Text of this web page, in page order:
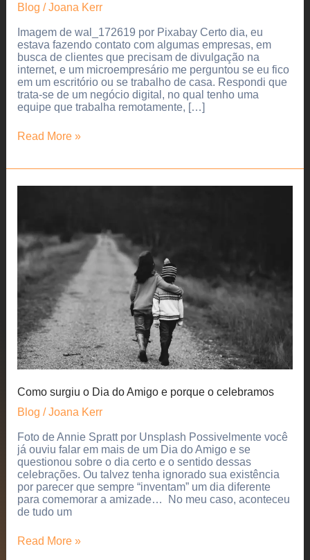
Blog /Joana Kerr
Imagem de wal_172619 por Pixabay Certo dia, eu
estava fazendo contato com algumas empresas, em
busca de clientes que precisam de divulgação na
internet, e um microempresário me perguntou se eu fico
em um escritório ou se trabalho de casa. Respondi que
trata-se de um negócio digital, no qual tenho uma
equipe que trabalha remotamente, […]
Divulgação
–
Como
Read More »
Como surgiu o Dia do Amigo e porque o celebramos
Blog /Joana Kerr
Foto de Annie Spratt por Unsplash Possivelmente você
já ouviu falar em mais de um Dia do Amigo e se
questionou sobre o dia certo e o sentido dessas
celebrações. Ou talvez tenha ignorado sua existência
por parecer que sempre “inventam” um dia diferente
para comemorar a amizade… No meu caso, aconteceu
de tudo um
Como
Read More »